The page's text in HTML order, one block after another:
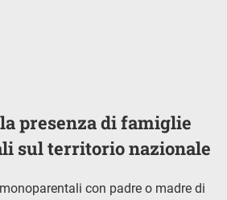
presenza di famiglie
sul territorio nazionale
con padre o madre di